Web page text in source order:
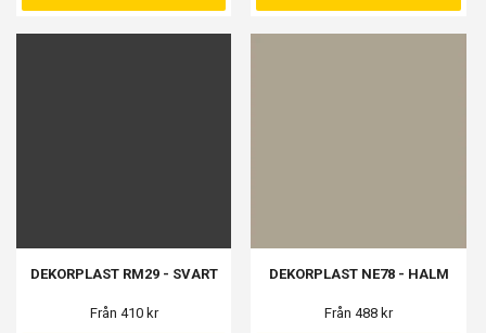
DEKORPLAST RM29 - SVART
Från 410 kr
DEKORPLAST NE78 - HALM
Från 488 kr